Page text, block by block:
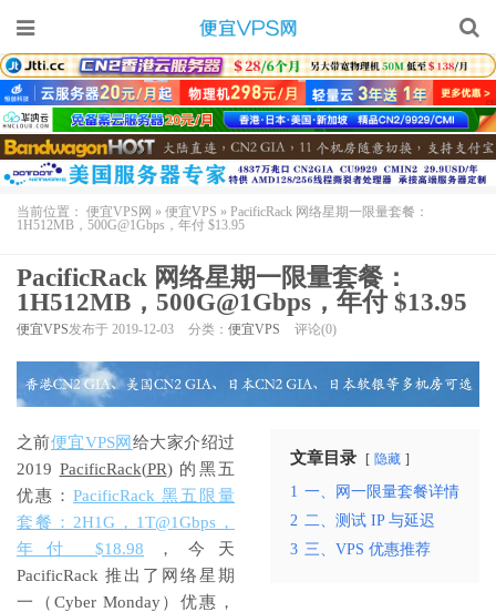
当前位置： 便宜VPS网 » 便宜VPS » PacificRack 网络星期一限量套餐：
1H512MB，500G@1Gbps，年付 $13.95
PacificRack 网络星期一限量套餐：
1H512MB，500G@1Gbps，年付 $13.95
便宜VPS发布于 2019-12-03 分类： 便宜VPS 评论(0)
文章目录 隐藏
1 一、网一限量套餐详情
2 二、测试 IP 与延迟
3 三、VPS 优惠推荐
之前便宜VPS网 给大家介绍过
2019 PacificRack(PR) 的黑五
优惠： PacificRack 黑五限量
套餐：2H1G，1T@1Gbps，
年付 $18.98 ，今天
PacificRack 推出了网络星期
一（Cyber Monday）优惠，